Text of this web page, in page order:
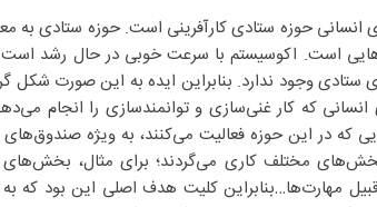
انسانی حوزه ستادی کارآفرینی است. حوزه ستادی
است. اکوسیستم با سرعت خوبی در حال رشد
ستادی وجود ندارد. بنابراین ایده به این صورت شکل
که کار غنی‌سازی و توانمندسازی را انجام
که در این حوزه فعالیت می‌کنند، به ویژه
بخش‌های مختلف کاری می‌گردند؛ برای مثال،
قبیل مهار‌ت‌ها…بنابراین کلیت هدف اصلی این بود که